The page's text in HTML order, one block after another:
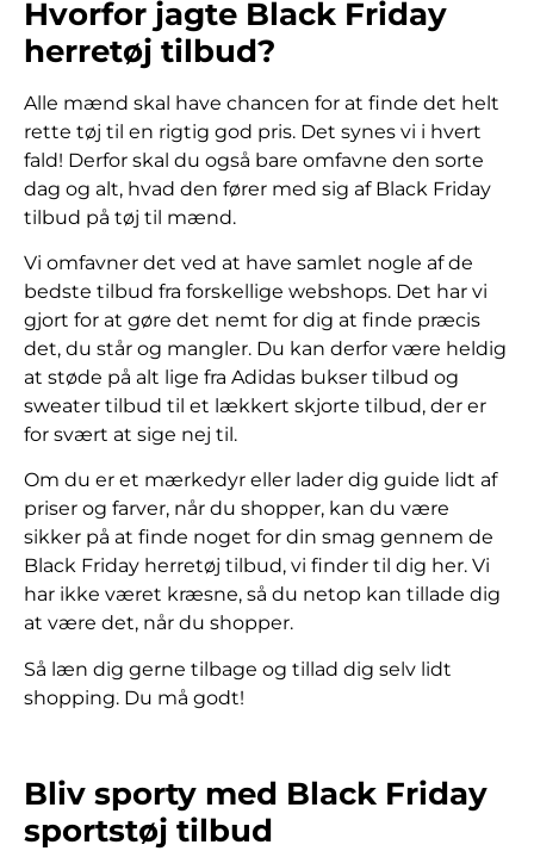
Hvorfor jagte Black Friday
herretøj tilbud?
Alle mænd skal have chancen for at finde det helt
rette tøj til en rigtig god pris. Det synes vi i hvert
fald! Derfor skal du også bare omfavne den sorte
dag og alt, hvad den fører med sig af Black Friday
tilbud på tøj til mænd.
Vi omfavner det ved at have samlet nogle af de
bedste tilbud fra forskellige webshops. Det har vi
gjort for at gøre det nemt for dig at finde præcis
det, du står og mangler. Du kan derfor være heldig
at støde på alt lige fra Adidas bukser tilbud og
sweater tilbud til et lækkert skjorte tilbud, der er
for svært at sige nej til.
Om du er et mærkedyr eller lader dig guide lidt af
priser og farver, når du shopper, kan du være
sikker på at finde noget for din smag gennem de
Black Friday herretøj tilbud, vi finder til dig her. Vi
har ikke været kræsne, så du netop kan tillade dig
at være det, når du shopper.
Så læn dig gerne tilbage og tillad dig selv lidt
shopping. Du må godt!
Bliv sporty med Black Friday
sportstøj tilbud